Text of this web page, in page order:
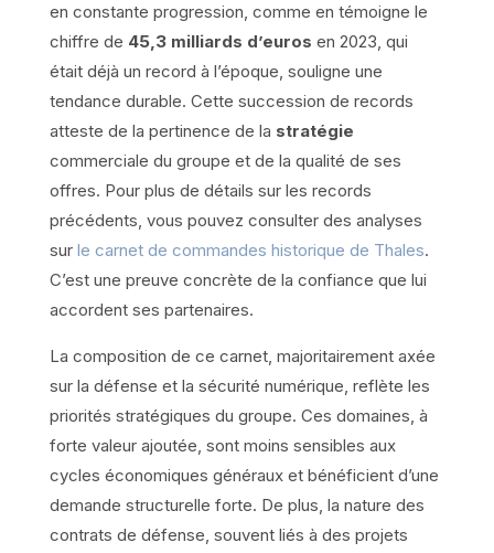
en constante progression, comme en témoigne le
chiffre de 45,3 milliards d’euros en 2023, qui
était déjà un record à l’époque, souligne une
tendance durable. Cette succession de records
atteste de la pertinence de la stratégie
commerciale du groupe et de la qualité de ses
offres. Pour plus de détails sur les records
précédents, vous pouvez consulter des analyses
sur le carnet de commandes historique de Thales.
C’est une preuve concrète de la confiance que lui
accordent ses partenaires.
La composition de ce carnet, majoritairement axée
sur la défense et la sécurité numérique, reflète les
priorités stratégiques du groupe. Ces domaines, à
forte valeur ajoutée, sont moins sensibles aux
cycles économiques généraux et bénéficient d’une
demande structurelle forte. De plus, la nature des
contrats de défense, souvent liés à des projets